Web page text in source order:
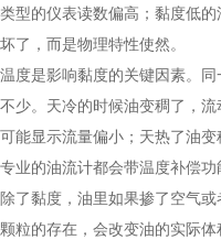
类型的仪表读数偏高；黏度低
坏了，而是物理特性使然。
温度是影响黏度的关键因素。
不少。天冷的时候油变稠了，
可能显示流量偏小；天热了油
专业的油流计都会带温度补偿功
除了黏度，油里如果掺了空气
颗粒的存在，会改变油的实际